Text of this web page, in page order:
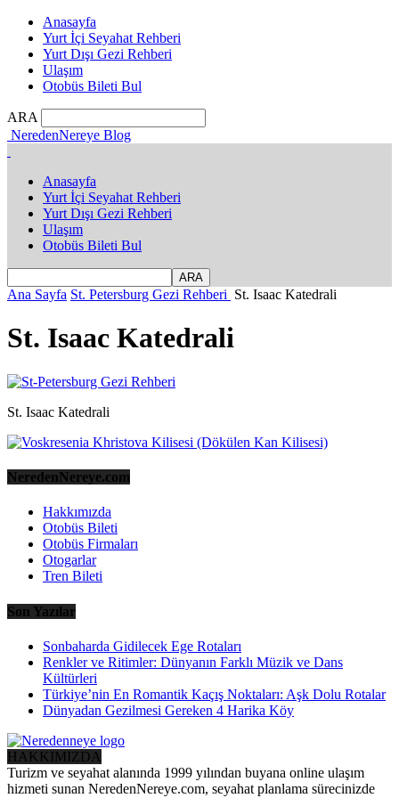
Anasayfa
Yurt İçi Seyahat Rehberi
Yurt Dışı Gezi Rehberi
Ulaşım
Otobüs Bileti Bul
ARA
NeredenNereye Blog
Anasayfa
Yurt İçi Seyahat Rehberi
Yurt Dışı Gezi Rehberi
Ulaşım
Otobüs Bileti Bul
Ana Sayfa St. Petersburg Gezi Rehberi St. Isaac Katedrali
St. Isaac Katedrali
St. Isaac Katedrali
NeredenNereye.com
Hakkımızda
Otobüs Bileti
Otobüs Firmaları
Otogarlar
Tren Bileti
Son Yazılar
Sonbaharda Gidilecek Ege Rotaları
Renkler ve Ritimler: Dünyanın Farklı Müzik ve Dans
Kültürleri
Türkiye’nin En Romantik Kaçış Noktaları: Aşk Dolu Rotalar
Dünyadan Gezilmesi Gereken 4 Harika Köy
HAKKIMIZDA
Turizm ve seyahat alanında 1999 yılından buyana online ulaşım
hizmeti sunan NeredenNereye.com, seyahat planlama sürecinizde